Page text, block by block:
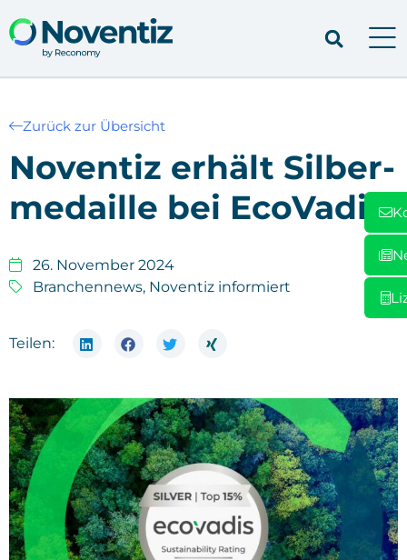
Zurück zur Übersicht
Noven­tiz erhält Sil­ber­
me­dail­le bei Eco­Va­dis
26. November 2024
Branchennews, Noventiz informiert
Teilen: